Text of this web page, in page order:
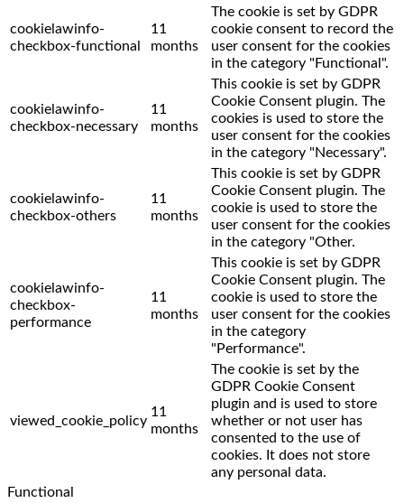
cookielawinfo-
checkbox-functional
11
months
The cookie is set by GDPR
cookie consent to record the
user consent for the cookies
in the category "Functional".
cookielawinfo-
checkbox-necessary
11
months
This cookie is set by GDPR
Cookie Consent plugin. The
cookies is used to store the
user consent for the cookies
in the category "Necessary".
cookielawinfo-
checkbox-others
11
months
This cookie is set by GDPR
Cookie Consent plugin. The
cookie is used to store the
user consent for the cookies
in the category "Other.
cookielawinfo-
checkbox-
performance
11
months
This cookie is set by GDPR
Cookie Consent plugin. The
cookie is used to store the
user consent for the cookies
in the category
"Performance".
viewed_cookie_policy
11
months
The cookie is set by the
GDPR Cookie Consent
plugin and is used to store
whether or not user has
consented to the use of
cookies. It does not store
any personal data.
Functional